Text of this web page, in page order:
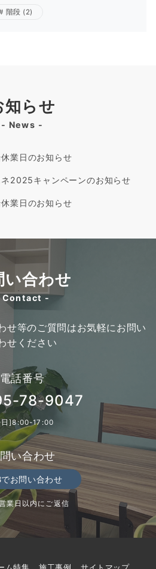
階段 (2)
知らせ
- News -
業日のお知らせ
2025キャンペーンのお知らせ
業日のお知らせ
い合わせ
Contact -
せ等のご質問はお気軽にお問い
せください
電話番号
78-9047
日]8:00-17:00
い合わせ
お問い合わせ
業日以内にご返信